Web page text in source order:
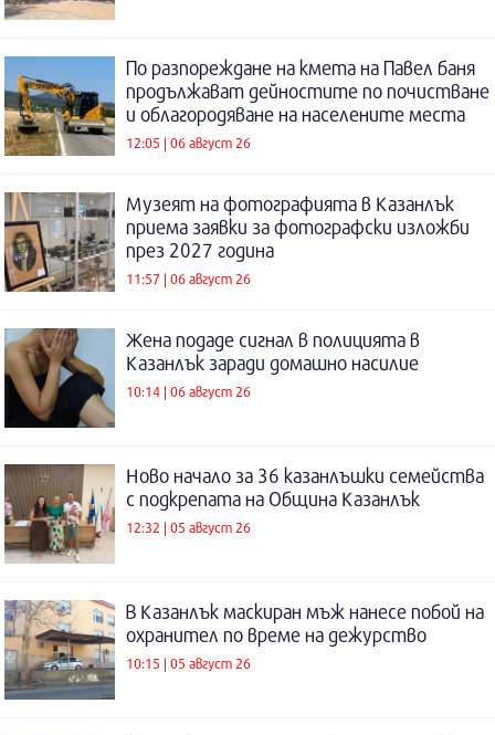
По разпореждане на кмета на Павел баня
продължават дейностите по почистване
и облагородяване на населените места
12:05 | 06 август 26
Музеят на фотографията в Казанлък
приема заявки за фотографски изложби
през 2027 година
11:57 | 06 август 26
Жена подаде сигнал в полицията в
Казанлък заради домашно насилие
10:14 | 06 август 26
Ново начало за 36 казанлъшки семейства
с подкрепата на Община Казанлък
12:32 | 05 август 26
В Казанлък маскиран мъж нанесе побой на
охранител по време на дежурство
10:15 | 05 август 26